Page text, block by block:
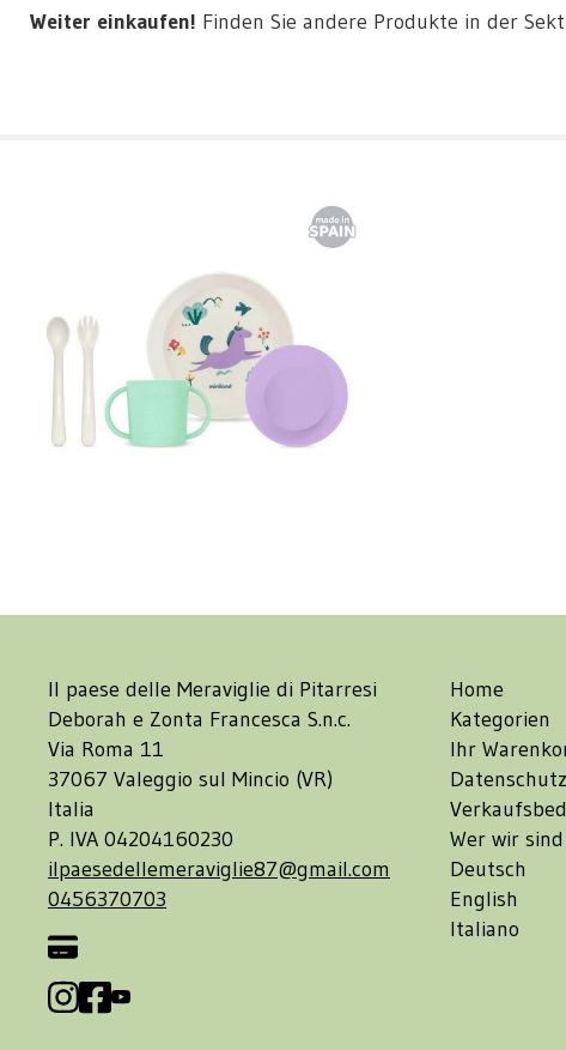
Weiter einkaufen! Finden Sie andere Produkte in der
Il paese delle Meraviglie di Pitarresi
Deborah e Zonta Francesca S.n.c.
Via Roma 11
37067 Valeggio sul Mincio (VR)
Italia
P. IVA 04204160230
ilpaesedellemeraviglie87@gmail.com
0456370703
Home
Kategorien
Ihr
Wer wir sind
Deutsch
English
Italiano